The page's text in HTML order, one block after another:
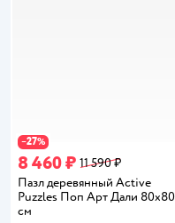
−27%
8 460 ₽ 11 590 ₽
Пазл деревянный Active
Puzzles Поп Арт Дали 80х80
см